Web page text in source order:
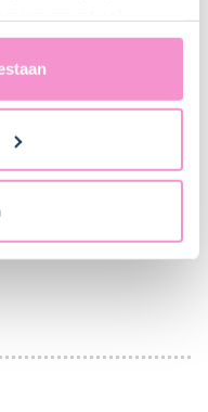
naar de
49 AVG. Raadpleeg
in de Verenigde
gedachten